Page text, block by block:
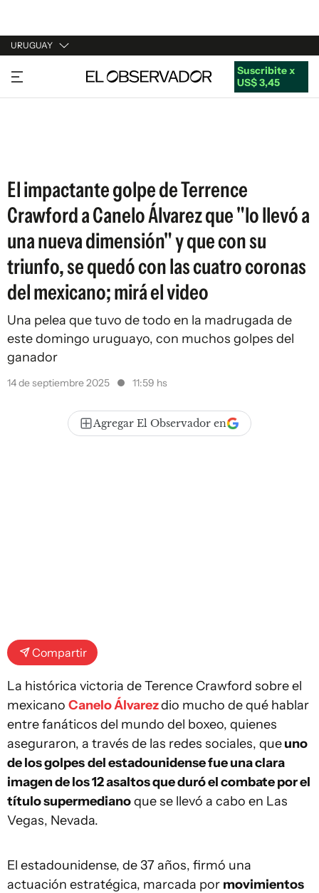
URUGUAY
URUGUAY
ARGENTINA
Suscribite x
US$ 3,45
El impactante golpe de Terrence
Crawford a Canelo Álvarez que "lo llevó a
una nueva dimensión" y que con su
triunfo, se quedó con las cuatro coronas
del mexicano; mirá el video
Una pelea que tuvo de todo en la madrugada de
este domingo uruguayo, con muchos golpes del
ganador
14 de septiembre 2025 11:59 hs
Agregar El Observador en
Compartir
La histórica victoria de Terence Crawford sobre el
mexicano Canelo Álvarezdio mucho de qué hablar
entre fanáticos del mundo del boxeo, quienes
aseguraron, a través de las redes sociales, queuno
de los golpesdel estadounidense fue una clara
imagen de los 12 asaltos que duró el combate por el
título supermedianoque se llevó a cabo en Las
Vegas, Nevada.
El estadounidense, de 37 años, firmó una
actuación estratégica, marcada por movimientos